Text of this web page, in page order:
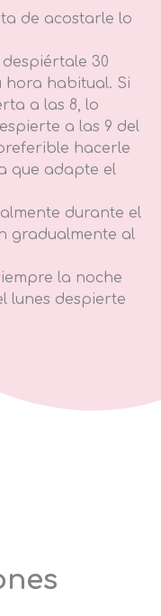
de acostarle lo
30
hora habitual. Si
a las 8, lo
a las 9 del
hacerle
que adapte el
durante el
gradualmente al
la noche
lunes despierte